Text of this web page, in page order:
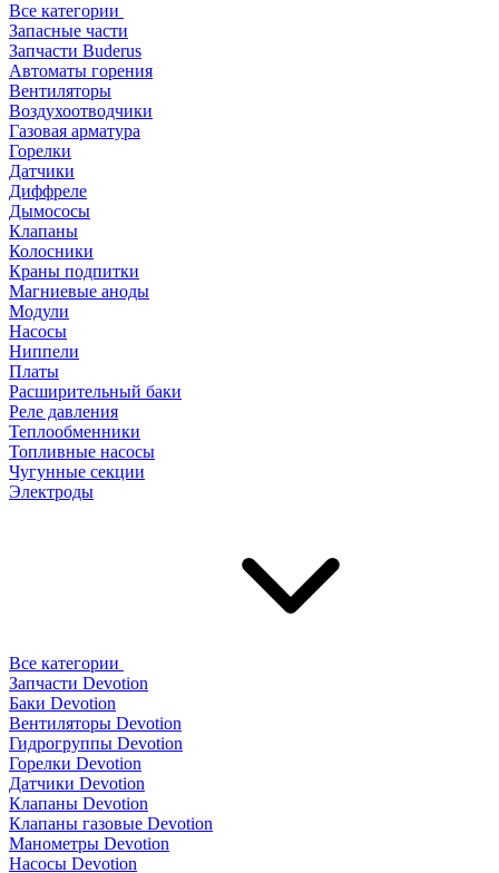
Все категории
Запасные части
Запчасти Buderus
Автоматы горения
Вентиляторы
Воздухоотводчики
Газовая арматура
Горелки
Датчики
Диффреле
Дымососы
Клапаны
Колосники
Краны подпитки
Магниевые аноды
Модули
Насосы
Ниппели
Платы
Расширительный баки
Реле давления
Теплообменники
Топливные насосы
Чугунные секции
Электроды
Все категории
Запчасти Devotion
Баки Devotion
Вентиляторы Devotion
Гидрогруппы Devotion
Горелки Devotion
Датчики Devotion
Клапаны Devotion
Клапаны газовые Devotion
Манометры Devotion
Насосы Devotion